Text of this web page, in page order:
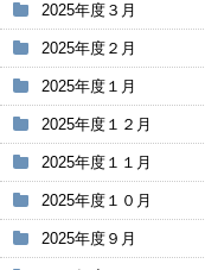
2025年度３月
2025年度２月
2025年度１月
2025年度１２月
2025年度１１月
2025年度１０月
2025年度９月